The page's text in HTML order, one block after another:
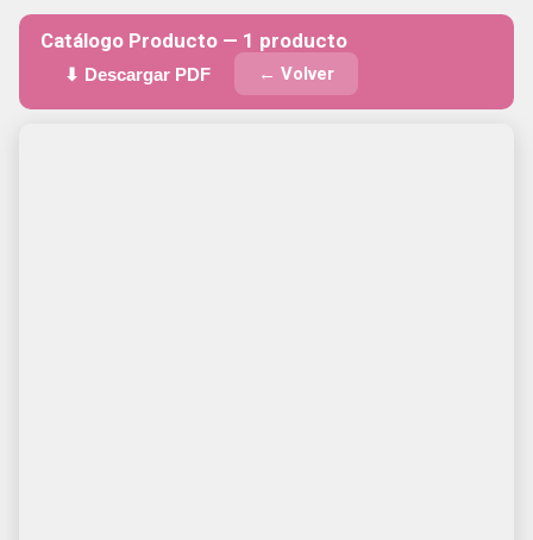
Catálogo Producto — 1 producto
⬇ Descargar PDF ← Volver